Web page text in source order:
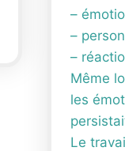
–
–
–
Même
les
Le